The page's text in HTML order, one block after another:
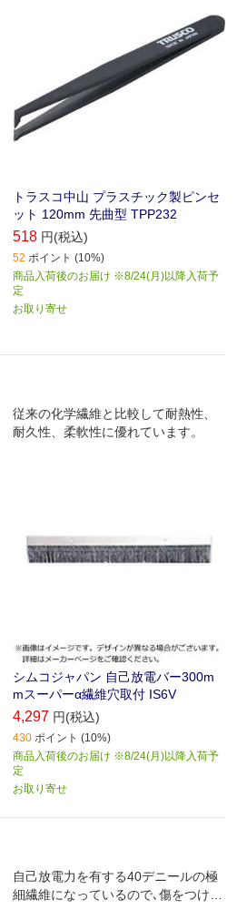
トラスコ中山 プラスチック製ピンセ
ット 120mm 先曲型 TPP232
518 円(税込)
52 ポイント (10%)
商品入荷後のお届け ※8/24(月)以降入荷予
定
お取り寄せ
従来の化学繊維と比較して耐熱性、
耐久性、柔軟性に優れています。
シムコジャパン 自己放電バー300m
mスーパーα繊維穴取付 IS6V
4,297 円(税込)
430 ポイント (10%)
商品入荷後のお届け ※8/24(月)以降入荷予
定
お取り寄せ
自己放電力を有する40デニールの極
細繊維になっているので､傷をつけず